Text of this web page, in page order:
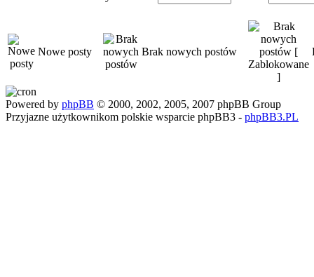
Nowe posty Brak nowych postów
Powered by phpBB © 2000, 2002, 2005, 2007 phpBB Group
Przyjazne użytkownikom polskie wsparcie phpBB3 - phpBB3.PL